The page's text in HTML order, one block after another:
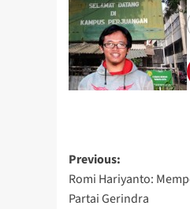
Previous:
Romi Hariyanto:
Partai Gerindra